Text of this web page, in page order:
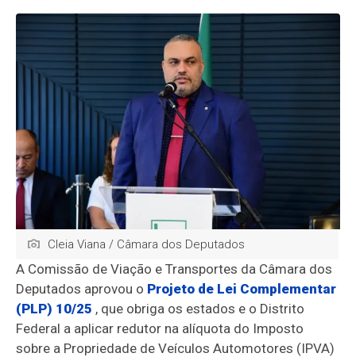
Cleia Viana / Câmara dos Deputados
A Comissão de Viação e Transportes da Câmara dos
Deputados aprovou o Projeto de Lei Complementar
(PLP) 10/25 , que obriga os estados e o Distrito
Federal a aplicar redutor na alíquota do Imposto
sobre a Propriedade de Veículos Automotores (IPVA)